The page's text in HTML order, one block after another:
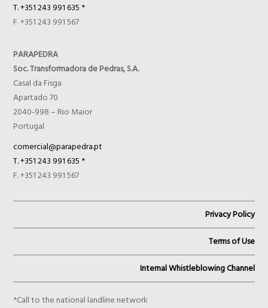
T. +351 243 991 635 *
F. +351 243 991 567
PARAPEDRA
Soc. Transformadora de Pedras, S.A.
Casal da Fisga
Apartado 70
2040-998 – Rio Maior
Portugal
comercial@parapedra.pt
T. +351 243 991 635 *
F. +351 243 991 567
Privacy Policy
Terms of Use
Internal Whistleblowing Channel
*Call to the national landline network